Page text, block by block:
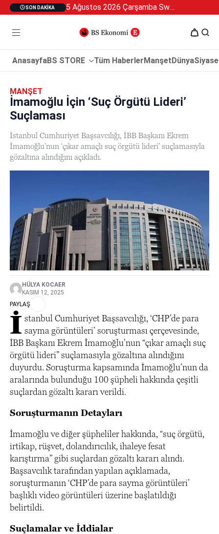
SON DAKIKA 5 Ağustos 2026 Çarşamba Swan Özel 2
AnasayfaBS STORE Tüm HaberlerManşetDünya
MANŞET
İmamoğlu İçin ‘Suç Örgütü Lideri’
Suçlaması
İstanbul Cumhuriyet Başsavcılığı, İBB Başkanı Ekrem
İmamoğlu’nun ‘çıkar amaçlı suç örgütü lideri’ suçlamasıyla
gözaltına alındığını açıkladı.
HÜLYA KOCAER
KASIM 12, 2025
PAYLAŞ
İ stanbul Cumhuriyet Başsavcılığı, ‘CHP’de para
sayma görüntüleri’ soruşturması çerçevesinde,
İBB Başkanı Ekrem İmamoğlu’nun “çıkar amaçlı suç
örgütü lideri” suçlamasıyla gözaltına alındığını
duyurdu. Soruşturma kapsamında İmamoğlu’nun da
aralarında bulunduğu 100 şüpheli hakkında çeşitli
suçlardan gözaltı kararı verildi.
Soruşturmanın Detayları
İmamoğlu ve diğer şüpheliler hakkında, “suç örgütü,
irtikap, rüşvet, dolandırıcılık, ihaleye fesat
karıştırma” gibi suçlardan gözaltı kararı alındı.
Başsavcılık tarafından yapılan açıklamada,
soruşturmanın ‘CHP’de para sayma görüntüleri’
başlıklı video görüntüleri üzerine başlatıldığı
belirtildi.
Suçlamalar ve İddialar